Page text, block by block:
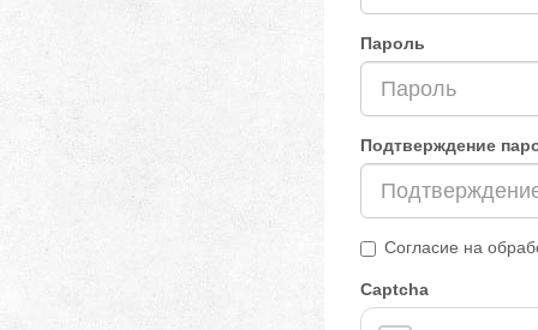
Пароль
Подтверждение
Согласие на
Captcha